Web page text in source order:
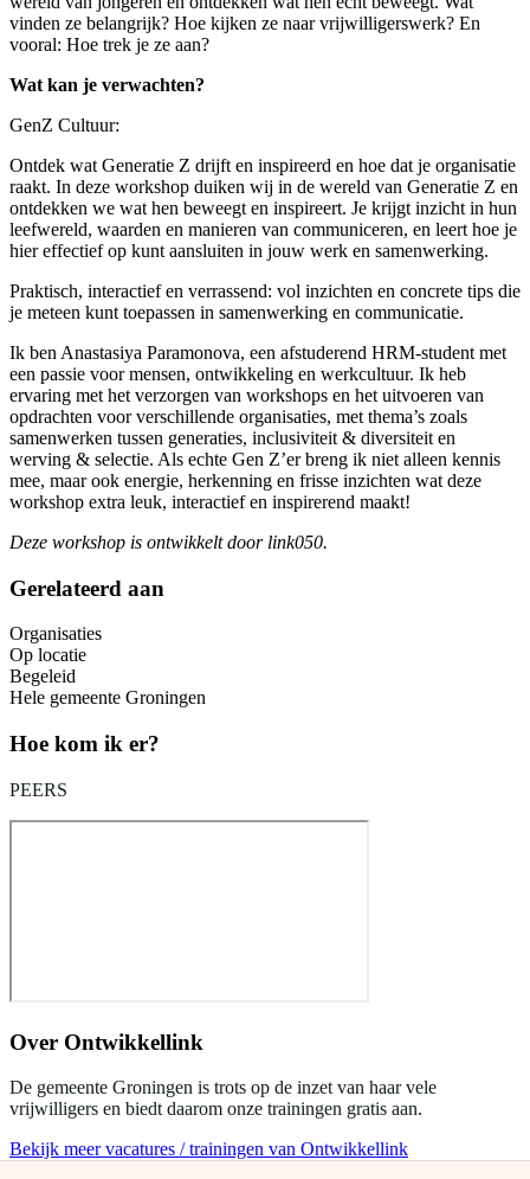
vinden ze belangrijk? Hoe kijken ze naar vrijwilligerswerk? En
vooral: Hoe trek je ze aan?
Wat kan je verwachten?
GenZ Cultuur:
Ontdek wat Generatie Z drijft en inspireerd en hoe dat je organisatie
raakt. In deze workshop duiken wij in de wereld van Generatie Z en
ontdekken we wat hen beweegt en inspireert. Je krijgt inzicht in hun
leefwereld, waarden en manieren van communiceren, en leert hoe je
hier effectief op kunt aansluiten in jouw werk en samenwerking.
Praktisch, interactief en verrassend: vol inzichten en concrete tips die
je meteen kunt toepassen in samenwerking en communicatie.
Ik ben Anastasiya Paramonova, een afstuderend HRM-student met
een passie voor mensen, ontwikkeling en werkcultuur. Ik heb
ervaring met het verzorgen van workshops en het uitvoeren van
opdrachten voor verschillende organisaties, met thema’s zoals
samenwerken tussen generaties, inclusiviteit & diversiteit en
werving & selectie. Als echte Gen Z’er breng ik niet alleen kennis
mee, maar ook energie, herkenning en frisse inzichten wat deze
workshop extra leuk, interactief en inspirerend maakt!
Deze workshop is ontwikkelt door link050.
Gerelateerd aan
Organisaties
Op locatie
Begeleid
Hele gemeente Groningen
Hoe kom ik er?
PEERS
Over Ontwikkellink
De gemeente Groningen is trots op de inzet van haar vele
vrijwilligers en biedt daarom onze trainingen gratis aan.
Bekijk meer vacatures / trainingen van Ontwikkellink